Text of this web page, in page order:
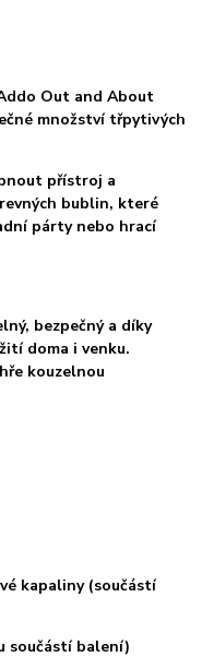
Out and About
množství třpytivých
přístroj a
bublin, které
párty nebo hrací
bezpečný a díky
doma i venku.
kouzelnou
kapaliny (součástí
součástí balení)